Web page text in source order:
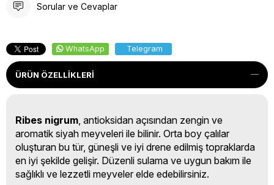
Sorular ve Cevaplar
WhatsApp Telegram
ÜRÜN ÖZELLIKLERI
Ribes nigrum, antioksidan açısından zengin ve
aromatik siyah meyveleri ile bilinir. Orta boy çalılar
oluşturan bu tür, güneşli ve iyi drene edilmiş topraklarda
en iyi şekilde gelişir. Düzenli sulama ve uygun bakım ile
sağlıklı ve lezzetli meyveler elde edebilirsiniz.